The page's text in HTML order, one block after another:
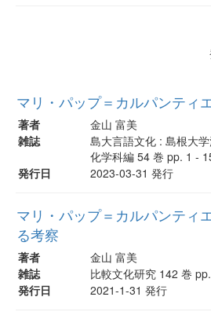
マリ・パップ＝カルパンティ
著者
金山 富美
雑誌
島大言語文化 : 島根大
化学科編 54 巻 pp. 1 -
発行日
2023-03-31 発行
マリ・パップ＝カルパンティ
る考察
著者
金山 富美
雑誌
比較文化研究 142 巻
発行日
2021-1-31 発行